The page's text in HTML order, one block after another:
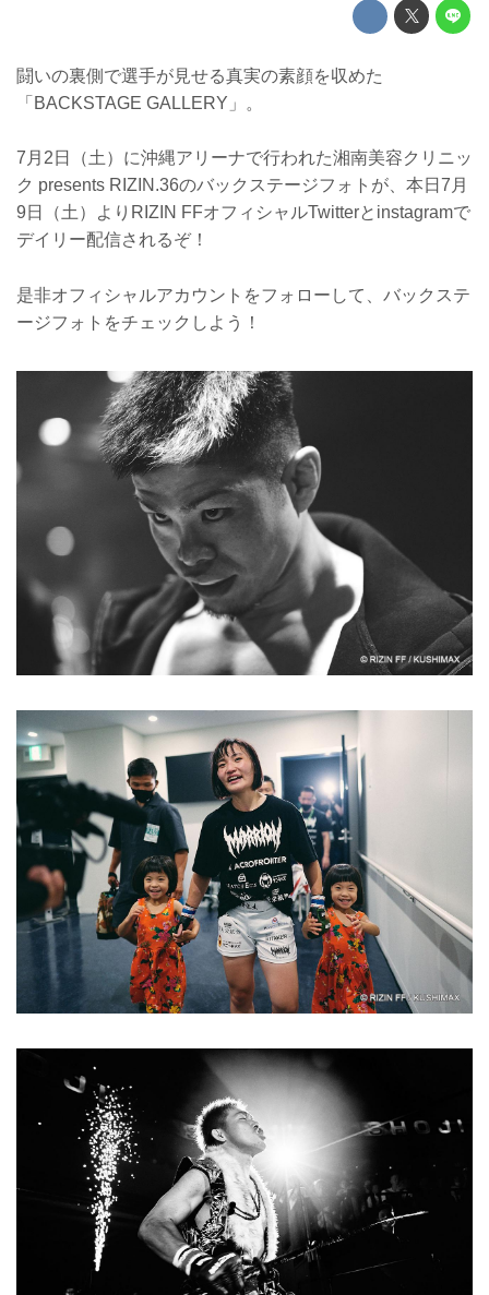
闘いの裏側で選手が見せる真実の素顔を収めた
「BACKSTAGE GALLERY」。
7月2日（土）に沖縄アリーナで行われた湘南美容クリニッ
ク presents RIZIN.36のバックステージフォトが、本日7月
9日（土）よりRIZIN FFオフィシャルTwitterとinstagramで
デイリー配信されるぞ！
是非オフィシャルアカウントをフォローして、バックステ
ージフォトをチェックしよう！